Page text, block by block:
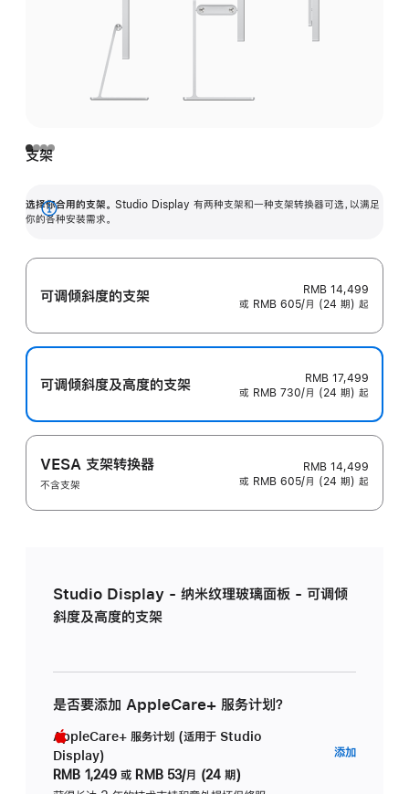
支架
选择你合用的支架。 Studio Display 有两种支架和一种支架转换器可选，以满足
你的各种安装需求。
展
可调倾斜度的支架
RMB 14,499
或 RMB 605/月 (24 期) 起
可调倾斜度及高‍度的支‍架
RMB 17,499
或 RMB 730/月 (24 期) 起
VESA 支架转换器
不含支架
RMB 14,499
或 RMB 605/月 (24 期) 起
Studio Display - 纳米纹理玻璃面板 - 可调倾
斜度及高度的支架
是否要添加 AppleCare+ 服务计划？
AppleCare+ 服务计划 (适用于 Studio
Display)
RMB 1,249 或 RMB 53/月 (24 期)
添加